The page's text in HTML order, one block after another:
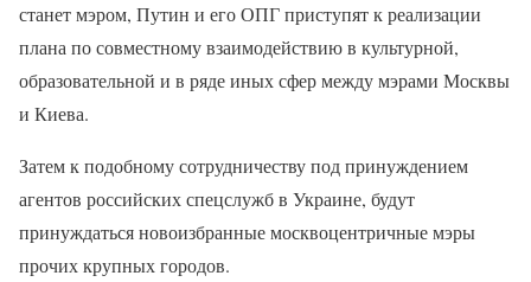
станет мэром, Путин и его ОПГ приступят к реализации
плана по совместному взаимодействию в культурной,
образовательной и в ряде иных сфер между мэрами Москвы
и Киева.
Затем к подобному сотрудничеству под принуждением
агентов российских спецслужб в Украине, будут
принуждаться новоизбранные москвоцентричные мэры
прочих крупных городов.